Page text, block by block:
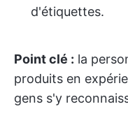
d'étiquettes.
Point clé : la
produits en
gens s'y